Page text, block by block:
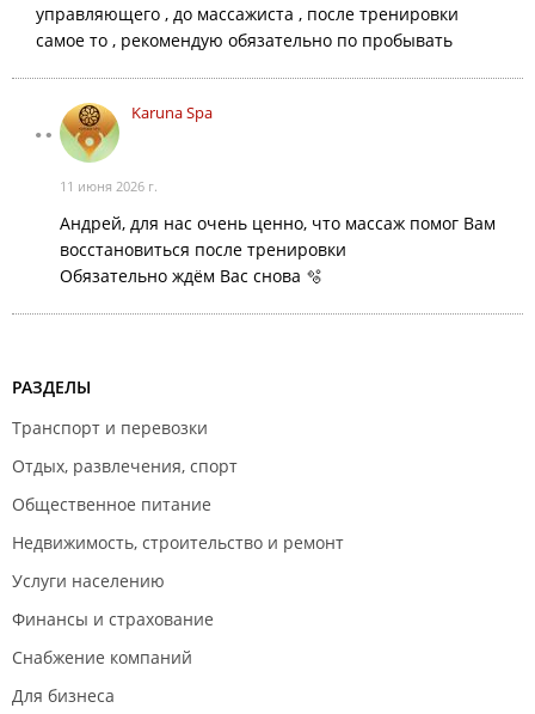
управляющего , до массажиста , после тренировки
самое то , рекомендую обязательно по пробывать
Karuna Spa
11 июня 2026 г.
Андрей, для нас очень ценно, что массаж помог Вам
восстановиться после тренировки
Обязательно ждём Вас снова 🫧
РАЗДЕЛЫ
Транспорт и перевозки
Отдых, развлечения, спорт
Общественное питание
Недвижимость, строительство и ремонт
Услуги населению
Финансы и страхование
Снабжение компаний
Для бизнеса